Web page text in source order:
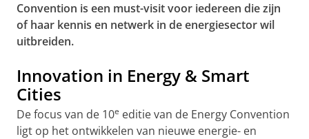
Convention is een must-visit voor iedereen die zijn
of haar kennis en netwerk in de energiesector wil
uitbreiden.
Innovation in Energy & Smart
Cities
De focus van de 10e editie van de Energy Convention
ligt op het ontwikkelen van nieuwe energie- en